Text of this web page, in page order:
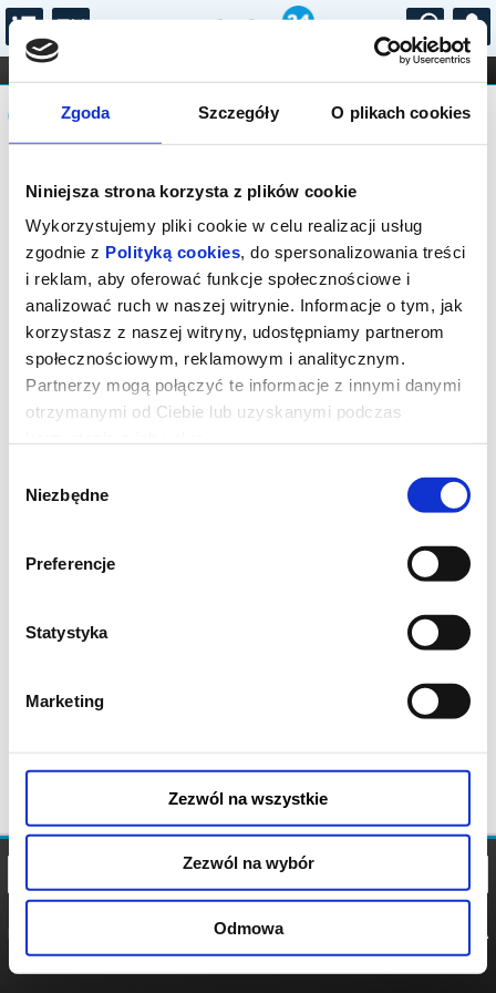
Zgoda Szczegóły O plikach cookies
Niniejsza strona korzysta z plików cookie
Wykorzystujemy pliki cookie w celu realizacji usług
zgodnie z Polityką cookies, do spersonalizowania treści
i reklam, aby oferować funkcje społecznościowe i
analizować ruch w naszej witrynie. Informacje o tym, jak
korzystasz z naszej witryny, udostępniamy partnerom
społecznościowym, reklamowym i analitycznym.
Partnerzy mogą połączyć te informacje z innymi danymi
otrzymanymi od Ciebie lub uzyskanymi podczas
zgody
Niezbędne
Preferencje
Statystyka
Marketing
Zezwól na wszystkie
Zezwól na wybór
Odmowa
...
FILHARMONIA OPERA I BALET
STAND-UP
DLA DZIECI
Komunikat
Sprzedaż biletów on-line na wydarzenie
została zakończona.
POLITYKA
POLITYKA